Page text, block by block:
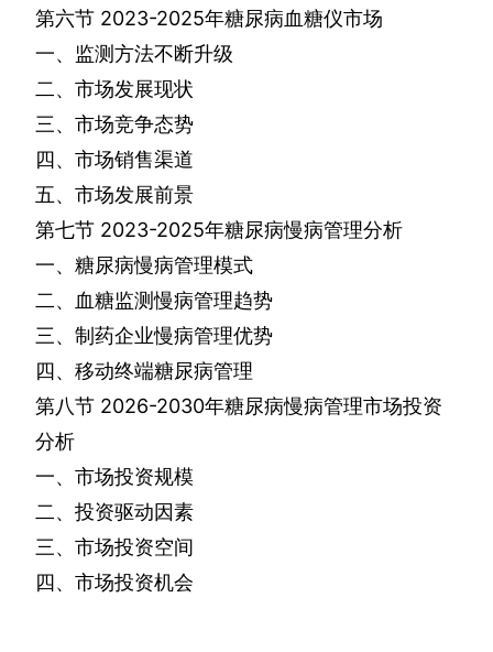
第六节 2023-2025年糖尿病血糖仪市场
一、监测方法不断升级
二、市场发展现状
三、市场竞争态势
四、市场销售渠道
五、市场发展前景
第七节 2023-2025年糖尿病慢病管理分析
一、糖尿病慢病管理模式
二、血糖监测慢病管理趋势
三、制药企业慢病管理优势
四、移动终端糖尿病管理
第八节 2026-2030年糖尿病慢病管理市场投资
分析
一、市场投资规模
二、投资驱动因素
三、市场投资空间
四、市场投资机会